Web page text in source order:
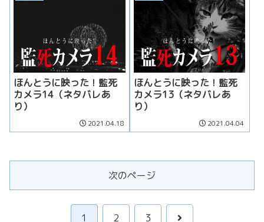
ほんとうに映った！監死
カメラ14（ネタバレあ
り）
2021.04.18
ほんとうに映った！監死
カメラ13（ネタバレあ
り）
2021.04.04
次のページ
1 2 3 次